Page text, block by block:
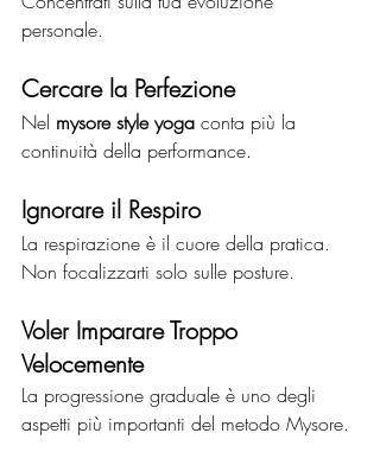
personale.
Cercare la Perfezione
Nel mysore style yoga conta più la
continuità della performance.
Ignorare il Respiro
La respirazione è il cuore della pratica.
Non focalizzarti solo sulle posture.
Voler Imparare Troppo
Velocemente
La progressione graduale è uno degli
aspetti più importanti del metodo Mysore.